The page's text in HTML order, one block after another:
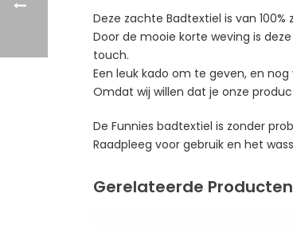
Deze zachte Badtextiel is van
Door de mooie korte weving is
touch.
Een leuk kado om te geven, en
Omdat wij willen dat je onze
De Funnies badtextiel is zonder
Raadpleeg voor gebruik en het
Gerelateerde Producten